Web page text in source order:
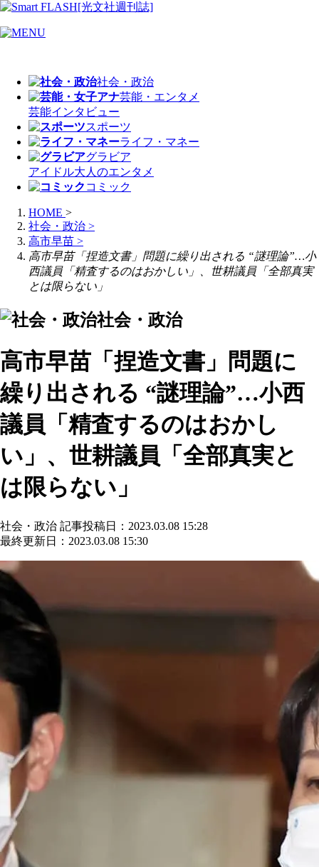
社会・政治
芸能・エンタメ
芸能インタビュー
スポーツ
ライフ・マネー
グラビア
アイドル大人のエンタメ
コミック
HOME >
社会・政治 >
高市早苗 >
高市早苗「捏造文書」問題に繰り出される “謎理論”…小
西議員「精査するのはおかしい」、世耕議員「全部真実
とは限らない」
社会・政治
高市早苗「捏造文書」問題に
繰り出される “謎理論”…小西
議員「精査するのはおかし
い」、世耕議員「全部真実と
は限らない」
社会・政治 記事投稿日：2023.03.08 15:28
最終更新日：2023.03.08 15:30